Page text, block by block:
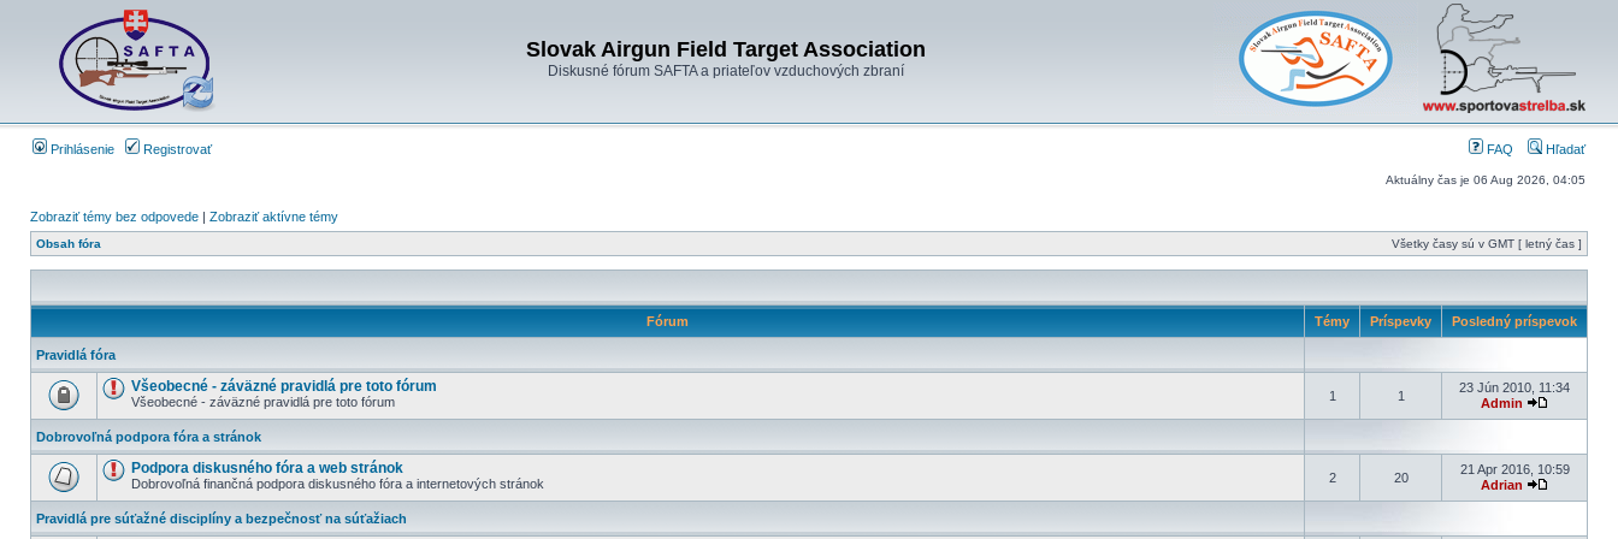
Slovak Airgun Field Target Association
Diskusné fórum SAFTA a priateľov vzduchových zbraní
Prihlásenie Registrovať FAQ Hľadať
Aktuálny čas je 06 Aug 2026, 04:05
Zobraziť témy bez odpovede | Zobraziť aktívne témy
Obsah fóra Všetky časy sú v GMT [ letný čas ]
Fórum Témy Príspevky Posledný príspevok
Pravidlá fóra
Všeobecné - záväzné pravidlá pre toto fórum
Všeobecné - záväzné pravidlá pre toto fórum 1 1
23 Jún 2010, 11:34
Admin
Dobrovoľná podpora fóra a stránok
Podpora diskusného fóra a web stránok
Dobrovoľná finančná podpora diskusného fóra a internetových stránok 2 20
21 Apr 2016, 10:59
Adrian
Pravidlá pre súťažné disciplíny a bezpečnosť na súťažiach